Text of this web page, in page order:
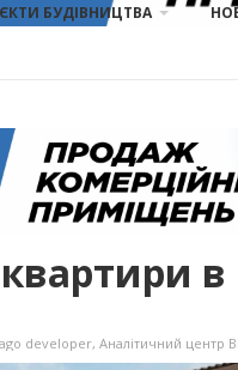
БУДІВНИЦТВА
в
developer, Аналітичний центр